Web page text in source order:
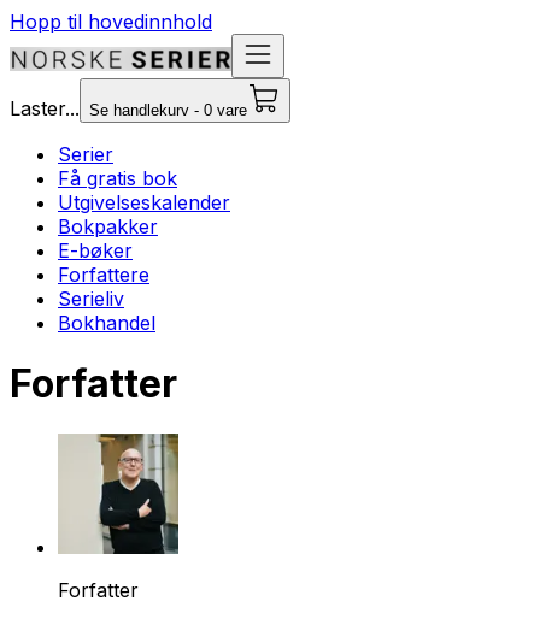
Hopp til hovedinnhold
Laster... Se handlekurv - 0 vare
Serier
Få gratis bok
Utgivelseskalender
Bokpakker
E-bøker
Forfattere
Serieliv
Bokhandel
Forfatter
Forfatter